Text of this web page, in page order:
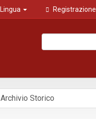
Lingua Registrazione
Archivio Storico